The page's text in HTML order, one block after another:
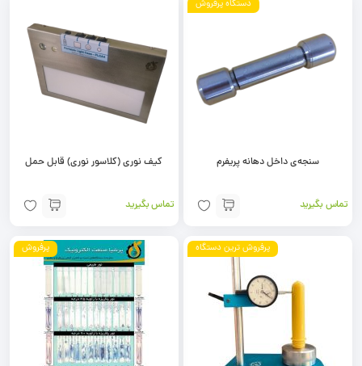
دستگاه پرفروش
سنجه‌ی داخل دهانه پریفرم
تماس بگیرید
کیف نوری (کلاسور نوری) قابل حمل
تماس بگیرید
پرفروش ترین دستگاه پرفروش